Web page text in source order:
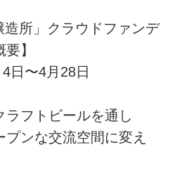
所」クラウドファンデ
】
日〜4月28日
ラフトビールを通し
ンな交流空間に変え